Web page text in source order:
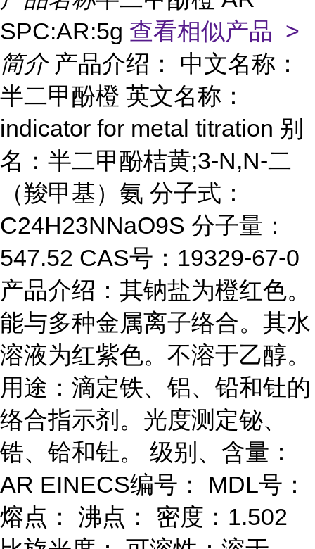
SPC:AR:5g 查看相似产品 >
简介 产品介绍： 中文名称：
半二甲酚橙 英文名称：
indicator for metal titration 别
名：半二甲酚桔黄;3-N,N-二
（羧甲基）氨 分子式：
C24H23NNaO9S 分子量：
547.52 CAS号：19329-67-0
产品介绍：其钠盐为橙红色。
能与多种金属离子络合。其水
溶液为红紫色。不溶于乙醇。
用途：滴定铁、铝、铅和钍的
络合指示剂。光度测定铋、
锆、铪和钍。 级别、含量：
AR EINECS编号： MDL号：
熔点： 沸点： 密度：1.502